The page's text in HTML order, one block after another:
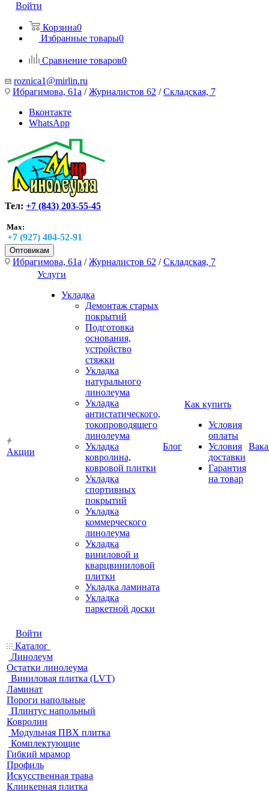
Войти
Корзина0
Избранные товары0
Сравнение товаров0
roznica1@mirlin.ru
Ибрагимова, 61а /Журналистов 62 /Складская, 7
Вконтакте
WhatsApp
Тел: +7 (843) 203-55-45
Max:
+7 (927) 404-52-91
Оптовикам
Ибрагимова, 61а /Журналистов 62 /Складская, 7
Акции
Услуги
Укладка
Демонтаж старых
покрытий
Подготовка
основания,
устройство
стяжки
Укладка
натурального
линолеума
Укладка
антистатического,
токопроводящего
линолеума
Укладка
ковролина,
ковровой плитки
Укладка
спортивных
покрытий
Укладка
коммерческого
линолеума
Укладка
виниловой и
кварцвиниловой
плитки
Укладка ламината
Укладка
паркетной доски
Блог
Как купить
Условия
оплаты
Условия
доставки
Гарантия
на товар
Войти
Каталог
Линолеум
Остатки линолеума
Виниловая плитка (LVT)
Ламинат
Пороги напольные
Плинтус напольный
Ковролин
Модульная ПВХ плитка
Комплектующие
Гибкий мрамор
Профиль
Искусственная трава
Клинкерная плитка